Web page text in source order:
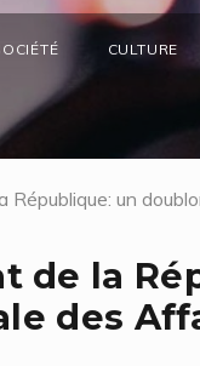
CULTURE
un
de la
des